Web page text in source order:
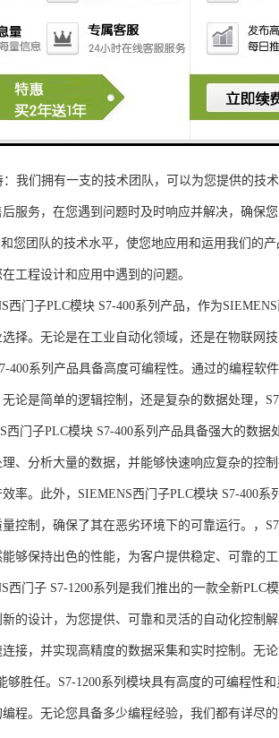
性：S7-300系列产品采用的硬件和软件技术，
300系列产品采用TIA Portal开发环境，支持多
编程选择。
：S7-300系列产品配备丰富的通讯接口，可与
门子PLC模块S7-300系列产品，不仅获得了可
我们拥有一支的技术团队，可以为您提供的技
服务，在您遇到问题时及时响应并解决，确保
和您团队的技术水平，使您地应用和运用我们的
工程设计和应用中遇到的问题。
子PLC模块 S7-400系列产品，作为SIEMENS
择。无论是在工业自动化领域，还是在物联网
400系列产品具备高度可编程性。通过的编程
论是简单的逻辑控制，还是复杂的数据处理，
西门子PLC模块 S7-400系列产品具备强大的数
、分析大量的数据，并能够快速响应复杂的控
率。此外，SIEMENS西门子PLC模块 S7-400
控制，确保了其在恶劣环境下的可靠运行。，
够保持出色的性能，为客户提供稳定、可靠的工
子 S7-1200系列是我们推出的一款全新PLC模
的设计，为您提供、可靠和灵活的自动化控制
接，并实现高精度的数据采集和实时控制。无
够胜任。S7-1200系列模块具有高度的可编程性
程。无论您具备多少编程经验，我们都有详尽